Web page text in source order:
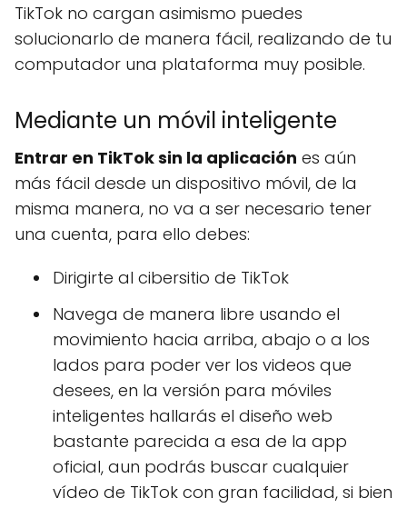
TikTok no cargan asimismo puedes
solucionarlo de manera fácil, realizando de tu
computador una plataforma muy posible.
Mediante un móvil inteligente
Entrar en TikTok sin la aplicación es aún
más fácil desde un dispositivo móvil, de la
misma manera, no va a ser necesario tener
una cuenta, para ello debes:
Dirigirte al cibersitio de TikTok
Navega de manera libre usando el
movimiento hacia arriba, abajo o a los
lados para poder ver los videos que
desees, en la versión para móviles
inteligentes hallarás el diseño web
bastante parecida a esa de la app
oficial, aun podrás buscar cualquier
vídeo de TikTok con gran facilidad, si bien